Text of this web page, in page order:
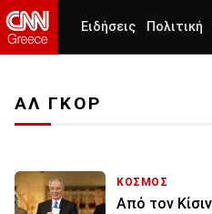
Ειδήσεις Πολιτική
ΑΛ ΓΚΟΡ
ΚΟΣΜΟΣ
Από τον